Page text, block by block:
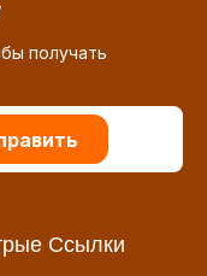
получать
Ссылки